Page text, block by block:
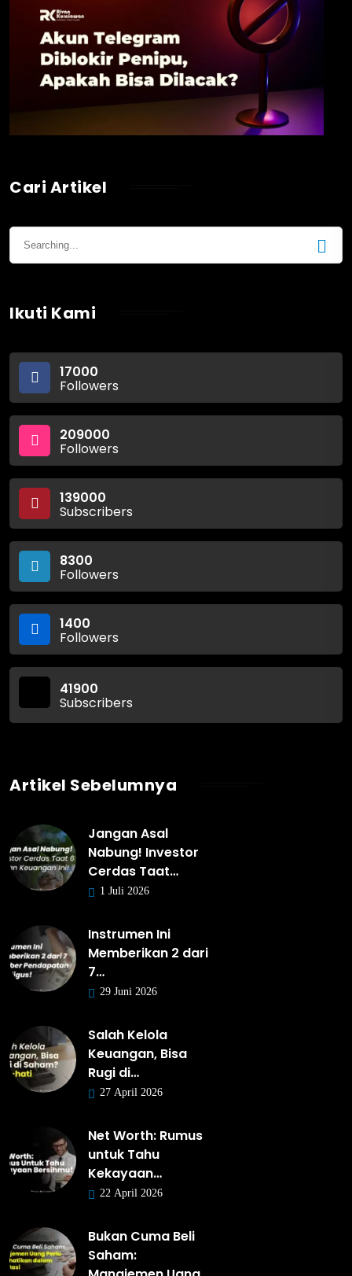
Cari Artikel
Ikuti Kami
17000
Followers
209000
Followers
139000
Subscribers
8300
Followers
1400
Followers
41900
Subscribers
Artikel Sebelumnya
Jangan Asal
Nabung! Investor
Cerdas Taat…
1 Juli 2026
Instrumen Ini
Memberikan 2 dari
7…
29 Juni 2026
Salah Kelola
Keuangan, Bisa
Rugi di…
27 April 2026
Net Worth: Rumus
untuk Tahu
Kekayaan…
22 April 2026
Bukan Cuma Beli
Saham: